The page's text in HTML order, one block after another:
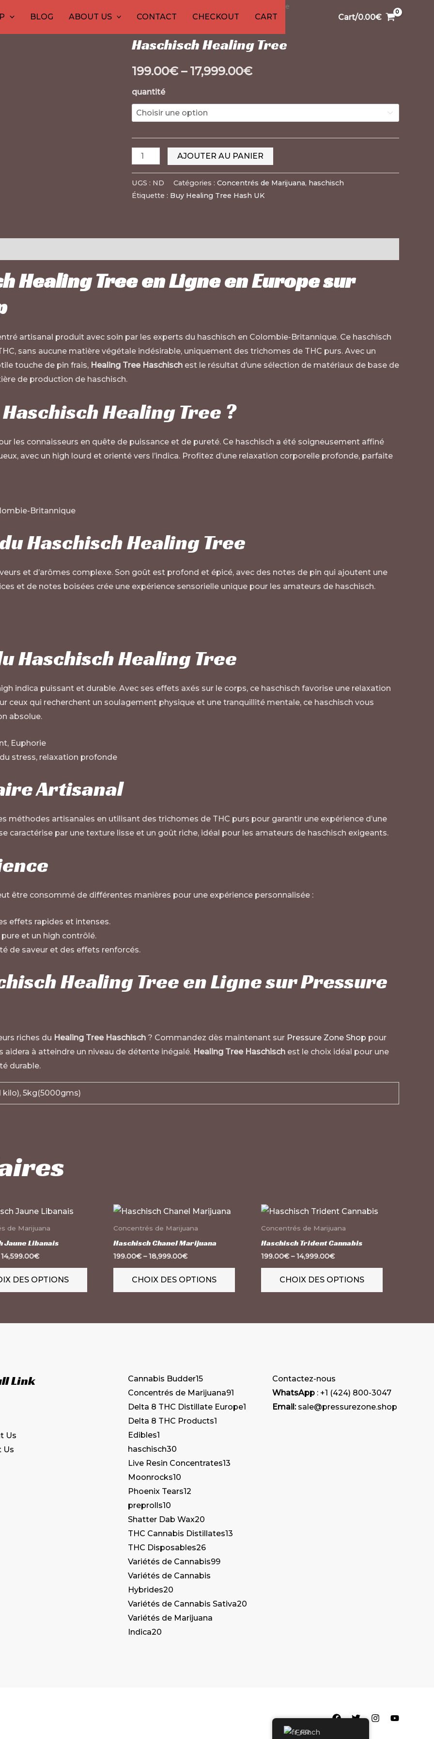
BLOG ABOUT US CONTACT CHECKOUT CART Cart/0.00€
/ Haschisch Healing Tree
Haschisch Healing Tree
199.00€ – 17,999.00€
quantité
de
Haschisch
Healing
AJOUTER AU PANIER
UGS : ND Catégories : Concentrés de Marijuana, haschisch
Étiquette : Buy Healing Tree Hash UK
Healing Tree en Ligne en Europe sur
artisanal produit avec soin par les experts du haschisch en Colombie-Britannique. Ce haschisch
sans aucune matière végétale indésirable, uniquement des trichomes de THC purs. Avec un
touche de pin frais, Healing Tree Haschisch est le résultat d’une sélection de matériaux de base de
de production de haschisch.
Healing Tree ?
les connaisseurs en quête de puissance et de pureté. Ce haschisch a été soigneusement affiné
avec un high lourd et orienté vers l’indica. Profitez d’une relaxation corporelle profonde, parfaite
Britannique
Haschisch Healing Tree
et d’arômes complexe. Son goût est profond et épicé, avec des notes de pin qui ajoutent une
et de notes boisées crée une expérience sensorielle unique pour les amateurs de haschisch.
Haschisch Healing Tree
indica puissant et durable. Avec ses effets axés sur le corps, ce haschisch favorise une relaxation
ceux qui recherchent un soulagement physique et une tranquillité mentale, ce haschisch vous
absolue.
Euphorie
stress, relaxation profonde
Artisanal
méthodes artisanales en utilisant des trichomes de THC purs pour garantir une expérience d’une
caractérise par une texture lisse et un goût riche, idéal pour les amateurs de haschisch exigeants.
être consommé de différentes manières pour une expérience personnalisée :
effets rapides et intenses.
et un high contrôlé.
de saveur et des effets renforcés.
Healing Tree en Ligne sur Pressure
riches du Healing Tree Haschisch ? Commandez dès maintenant sur Pressure Zone Shop pour
à atteindre un niveau de détente inégalé. Healing Tree Haschisch est le choix idéal pour une
durable.
kilo), 5kg(5000gms)
de Marijuana
Jaune Libanais
14,599.00€
DES OPTIONS
produit
plusieurs
variations.
options
être
Concentrés de Marijuana
Haschisch Chanel Marijuana
199.00€–18,999.00€
CHOIX DES OPTIONS
produit
plusieurs
variations.
options
être
produit
Concentrés de Marijuana
Haschisch Trident Cannabis
199.00€–14,999.00€
CHOIX DES OPTIONS
variations.
options
être
du
produit
Link
Us
Us
Cannabis Budder15
produits
Concentrés de Marijuana91
produits
Delta 8 THC Distillate Europe1
produit
Delta 8 THC Products1
produit
Edibles1
produit
haschisch30
produits
Live Resin Concentrates13
produits
Moonrocks10
produits
Phoenix Tears12
produits
preprolls10
produits
Shatter Dab Wax20
produits
THC Cannabis Distillates13
produits
THC Disposables26
produits
Variétés de Cannabis99
produits
Variétés de Cannabis
Hybrides20
produits
Variétés de Cannabis Sativa20
produits
Variétés de Marijuana
Indica20
produits
Contactez-nous
WhatsApp : +1 (424) 800-3047
Email:sale@pressurezone.shop
French